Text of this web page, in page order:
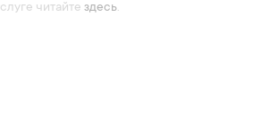
читайте здесь.